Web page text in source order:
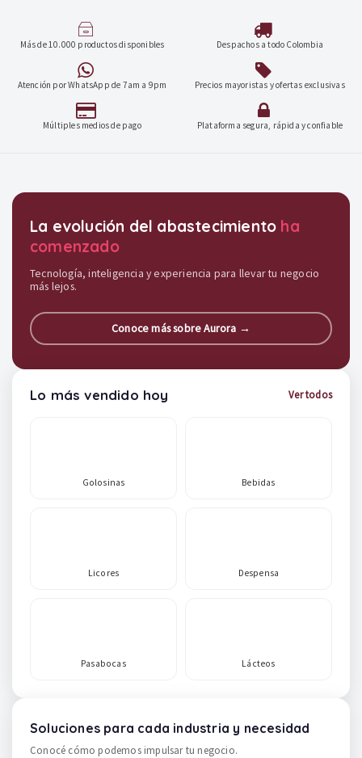
Más de 10.000 productos disponibles Despachos a todo Colombia
Atención por WhatsApp de 7am a 9pm Precios mayoristas y ofertas exclusivas
Múltiples medios de pago Plataforma segura, rápida y confiable
Destacados y soluciones
La evolución del abastecimiento ha
comenzado
Tecnología, inteligencia y experiencia para llevar tu negocio
más lejos.
Conoce más sobre Aurora →
Lo más vendido hoy Ver todos
Golosinas Bebidas
Licores Despensa
Pasabocas Lácteos
Soluciones para cada industria y necesidad
Conocé cómo podemos impulsar tu negocio.